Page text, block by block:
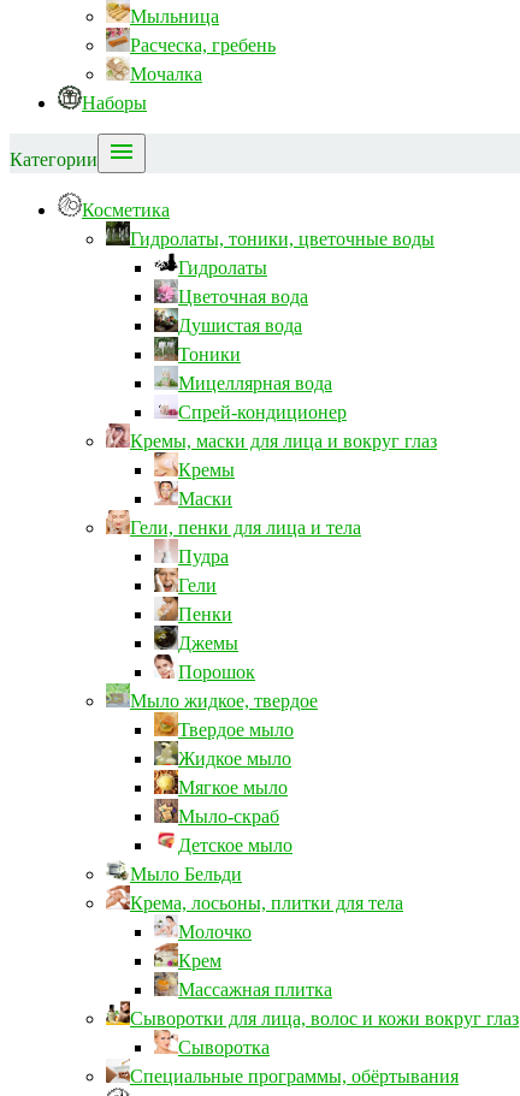
Мыльница
Расческа, гребень
Мочалка
Наборы
Категории 
Косметика
Гидролаты, тоники, цветочные воды
Гидролаты
Цветочная вода
Душистая вода
Тоники
Мицеллярная вода
Спрей-кондиционер
Кремы, маски для лица и вокруг глаз
Кремы
Маски
Гели, пенки для лица и тела
Пудра
Гели
Пенки
Джемы
Порошок
Мыло жидкое, твердое
Твердое мыло
Жидкое мыло
Мягкое мыло
Мыло-скраб
Детское мыло
Мыло Бельди
Крема, лосьоны, плитки для тела
Молочко
Крем
Массажная плитка
Сыворотки для лица, волос и кожи вокруг глаз
Сыворотка
Специальные программы, обёртывания